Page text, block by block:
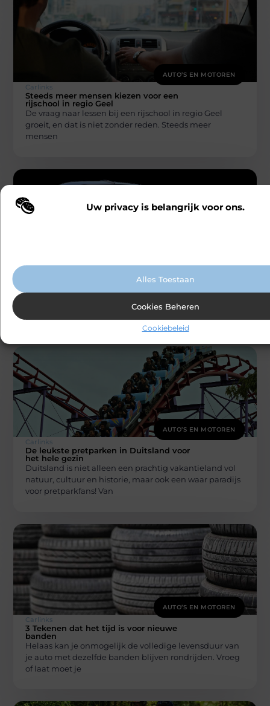
Uw privacy is belangrijk voor ons.
Wij maken gebruik van cookies en vergelijkbare technologieën om te
Alles Toestaan
Cookies Beheren
Cookiebeleid
AUTO’S EN MOTOREN
Carlinks
Steeds meer mensen kiezen voor een
rijschool in regio Geel
De vraag naar lessen bij een rijschool in regio Geel
groeit, en dat is niet zonder reden. Steeds meer
mensen
Carlinks
Slim je auto verkopen? Slim je auto verkopen? Zo haal
je er het meeste uit Het verkopen van je auto
AUTO’S EN MOTOREN
Carlinks
De leukste pretparken in Duitsland voor
het hele gezin
Duitsland is niet alleen een prachtig vakantieland vol
natuur, cultuur en historie, maar ook een waar paradijs
voor pretparkfans! Van
AUTO’S EN MOTOREN
Carlinks
3 Tekenen dat het tijd is voor nieuwe
banden
Helaas kan je onmogelijk de volledige levensduur van
je auto met dezelfde banden blijven rondrijden. Vroeg
of laat moet je